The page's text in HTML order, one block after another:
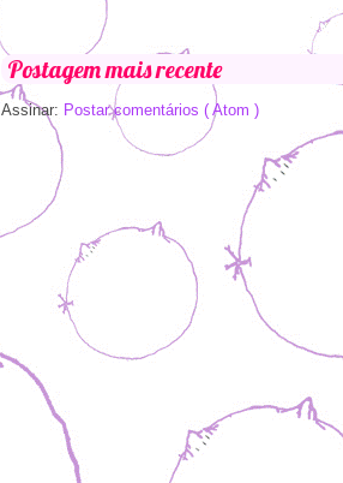
Postagem mais recente
Assinar: Postar comentários ( Atom )